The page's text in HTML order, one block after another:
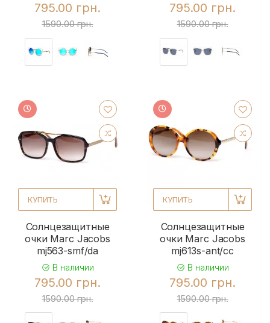
795.00 грн.
1590.00 грн.
795.00 грн.
1590.00 грн.
КУПИТЬ
Солнцезащитные
очки Marc Jacobs
mj563-smf/da
В наличии
795.00 грн.
1590.00 грн.
КУПИТЬ
Солнцезащитные
очки Marc Jacobs
mj613s-ant/cc
В наличии
795.00 грн.
1590.00 грн.